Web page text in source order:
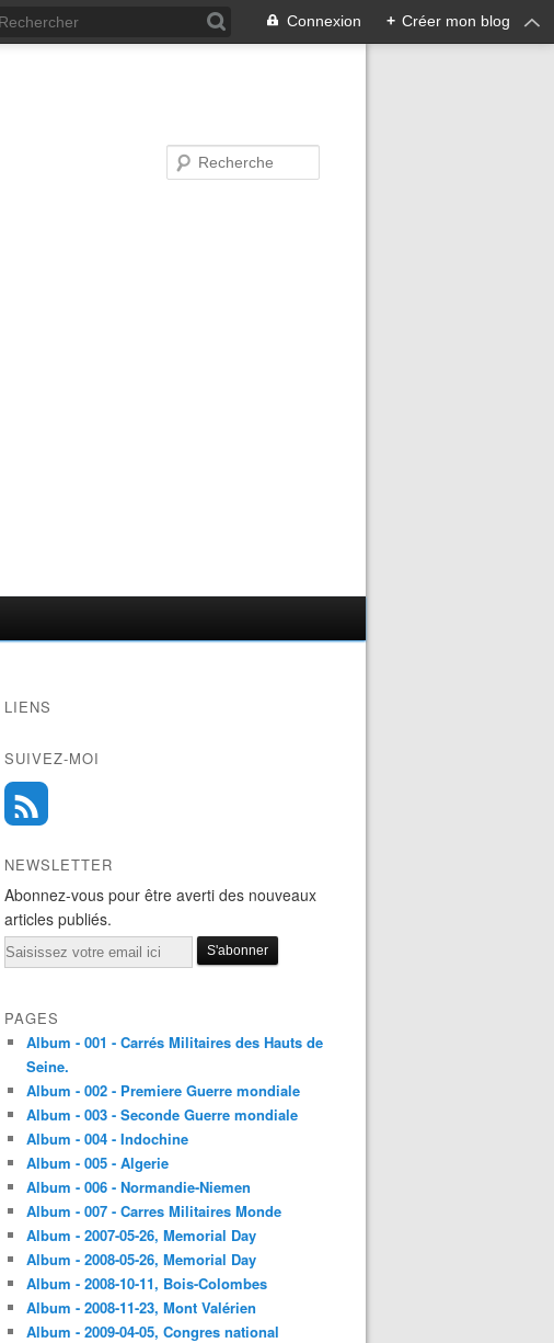
Connexion + Créer mon blog
LIENS
SUIVEZ-MOI
NEWSLETTER
Abonnez-vous pour être averti des nouveaux
articles publiés.
Email
PAGES
Album - 001 - Carrés Militaires des Hauts de
Seine.
Album - 002 - Premiere Guerre mondiale
Album - 003 - Seconde Guerre mondiale
Album - 004 - Indochine
Album - 005 - Algerie
Album - 006 - Normandie-Niemen
Album - 007 - Carres Militaires Monde
Album - 2007-05-26, Memorial Day
Album - 2008-05-26, Memorial Day
Album - 2008-10-11, Bois-Colombes
Album - 2008-11-23, Mont Valérien
Album - 2009-04-05, Congres national